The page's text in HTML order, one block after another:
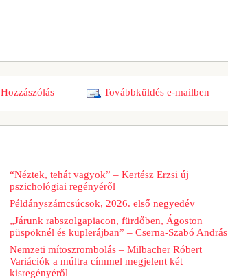
Továbbküldés e-mailben
Hozzászólás
“Néztek, tehát vagyok” – Kertész Erzsi új
pszichológiai regényéről
Példányszámcsúcsok, 2026. első negyedév
„Járunk rabszolgapiacon, fürdőben, Ágoston
püspöknél és kuplerájban” – Cserna-Szabó András
Nemzeti mítoszrombolás – Milbacher Róbert
Variációk a múltra címmel megjelent két
kisregényéről